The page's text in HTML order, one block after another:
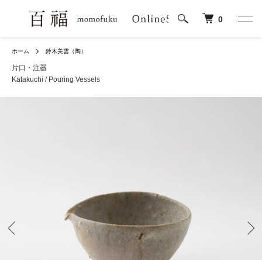
0
ホーム 鈴木美雲（陶）
片口・注器
Katakuchi / Pouring Vessels